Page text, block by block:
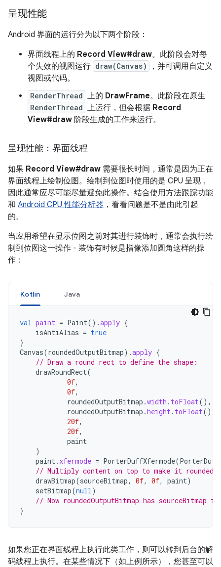
呈现性能
Android 界面的运行分为以下两个阶段：
界面线程上的 Record View#draw。此阶段会对每
个失效的视图运行 draw(Canvas)
，并可调用自定义
视图或代码。
RenderThread 上的 DrawFrame。此阶段在原生
RenderThread 上运行，但会根据 Record
View#draw 阶段生成的工作来运行。
呈现性能：界面线程
如果 Record View#draw 需要很长时间，通常是因为正在
界面线程上绘制位图。绘制到位图时使用的是 CPU 呈现，
因此通常应尽可能尽量避免此操作。结合使用方法跟踪功能
和 Android CPU 性能分析器 ，看看问题是不是由此引起
的。
当应用希望在显示位图之前对其进行装饰时，通常会执行绘
制到位图这一操作 - 装饰有时候是指像添加圆角这样的操
作：
Kotlin Java
val paint = Paint().apply {
isAntiAlias = true
}
Canvas(roundedOutputBitmap).apply {
// Draw a round rect to define the shape:
drawRoundRect(
0f,
0f,
roundedOutputBitmap .width . toFloat(),
roundedOutputBitmap .height . toFloat(),
20f,
20f,
paint
)
paint . xfermode = PorterDuffXfermode(PorterDuff
// Multiply content on top to make it rounded.
drawBitmap(sourceBitmap, 0f, 0f, paint)
setBitmap(null )
// Now roundedOutputBitmap has
}
如果您正在界面线程上执行此类工作，则可以转到后台的解
码线程上执行。在某些情况下（如上例所示），您甚至可以